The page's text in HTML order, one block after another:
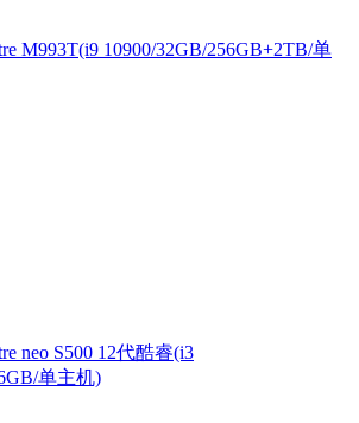
M993T(i9 10900/32GB/256GB+2TB/单
neo S500 12代酷睿(i3
单主机)